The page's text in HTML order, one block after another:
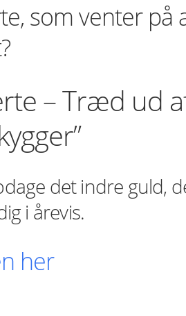
som venter på
– Træd ud
det indre guld,
i årevis.
her